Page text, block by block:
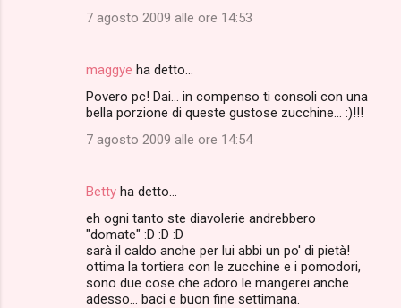
7 agosto 2009 alle ore 14:53
maggye ha detto…
Povero pc! Dai... in compenso ti consoli con una
bella porzione di queste gustose zucchine... :)!!!
7 agosto 2009 alle ore 14:54
Betty ha detto…
eh ogni tanto ste diavolerie andrebbero
"domate" :D :D :D
sarà il caldo anche per lui abbi un po' di pietà!
ottima la tortiera con le zucchine e i pomodori,
sono due cose che adoro le mangerei anche
adesso... baci e buon fine settimana.